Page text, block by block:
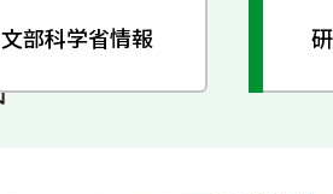
文部科学省情報